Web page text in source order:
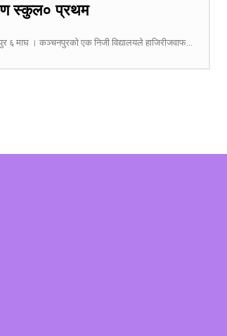
स्कुल० प्रथम
६ माघ । कञ्चनपुरको एक निजी विद्यालयले हाजिरीजवाफ...